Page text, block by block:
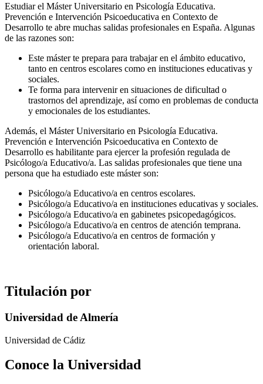
Estudiar el Máster Universitario en Psicología Educativa.
Prevención e Intervención Psicoeducativa en Contexto de
Desarrollo te abre muchas salidas profesionales en España. Algunas
de las razones son:
Este máster te prepara para trabajar en el ámbito educativo,
tanto en centros escolares como en instituciones educativas y
sociales.
Te forma para intervenir en situaciones de dificultad o
trastornos del aprendizaje, así como en problemas de conducta
y emocionales de los estudiantes.
Además, el Máster Universitario en Psicología Educativa.
Prevención e Intervención Psicoeducativa en Contexto de
Desarrollo es habilitante para ejercer la profesión regulada de
Psicólogo/a Educativo/a. Las salidas profesionales que tiene una
persona que ha estudiado este máster son:
Psicólogo/a Educativo/a en centros escolares.
Psicólogo/a Educativo/a en instituciones educativas y sociales.
Psicólogo/a Educativo/a en gabinetes psicopedagógicos.
Psicólogo/a Educativo/a en centros de atención temprana.
Psicólogo/a Educativo/a en centros de formación y
orientación laboral.
Titulación por
Universidad de Almería
Universidad de Cádiz
Conoce la Universidad